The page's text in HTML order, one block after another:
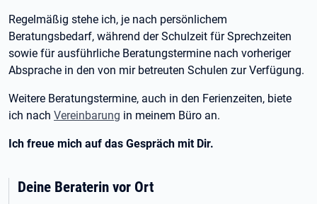
Regelmäßig stehe ich, je nach persönlichem
Beratungsbedarf, während der Schulzeit für Sprechzeiten
sowie für ausführliche Beratungstermine nach vorheriger
Absprache in den von mir betreuten Schulen zur Verfügung.
Weitere Beratungstermine, auch in den Ferienzeiten, biete
ich nach Vereinbarung in meinem Büro an.
Ich freue mich auf das Gespräch mit Dir.
Deine Beraterin vor Ort